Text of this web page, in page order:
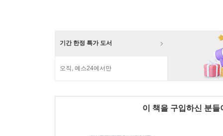
기간 한정 특가 도서
오직, 예스24에서만
이 책을 구입하신 분